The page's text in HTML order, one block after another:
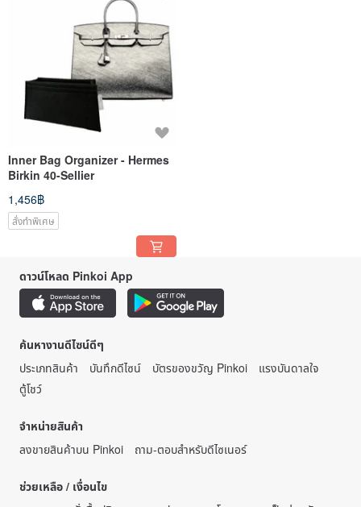
Inner Bag Organizer - Hermes
Birkin 40-Sellier
1,456฿
สั่งทำพิเศษ
ดาวน์โหลด Pinkoi App
ค้นหางานดีไซน์ดีๆ
ประเภทสินค้า
บันทึกดีไซน์ บัตรของขวัญ Pinkoi
แรงบันดาลใจ
ตู้โชว์
จำหน่ายสินค้า
ลงขายสินค้าบน Pinkoi
ถาม-ตอบสำหรับดีไซเนอร์
ช่วยเหลือ / เงื่อนไข